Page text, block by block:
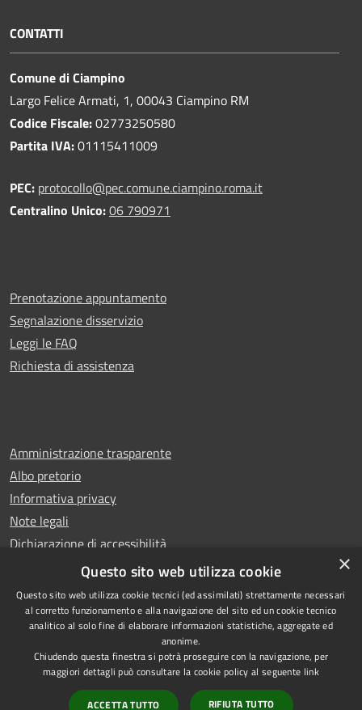
CONTATTI
Comune di Ciampino
Largo Felice Armati, 1, 00043 Ciampino RM
Codice Fiscale:02773250580
Partita IVA:01115411009
PEC: protocollo@pec.comune.ciampino.roma.it
Centralino Unico:06 790971
Prenotazione appuntamento
Segnalazione disservizio
Leggi le FAQ
Richiesta di assistenza
Amministrazione trasparente
Albo pretorio
Informativa privacy
Note legali
Dichiarazione di accessibilità
Whistleblowing
Accessibilità
di Ciampino
Powered byMunicipium
×
Questo sito web utilizza cookie
Questo sito web utilizza cookie tecnici (ed assimilati) strettamente necessari
al corretto funzionamento e alla navigazione del sito ed un cookie tecnico
analitico al solo fine di elaborare informazioni statistiche, aggregate ed
anonime.
Chiudendo questa finestra si potrà proseguire con la navigazione, per
maggiori dettagli può consultare la cookie policy al seguente link
ACCETTA TUTTO RIFIUTA TUTTO